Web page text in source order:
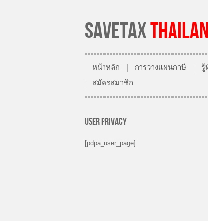
SAVETAX
หน้าหลัก การวางแผนภาษี รู้
สมัครสมาชิก
USER PRIVACY
[pdpa_user_page]